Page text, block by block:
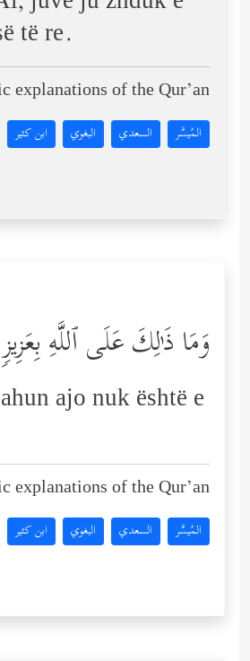
të re.
explanations of the Qur’an:
المُيسَّر السعدي البغوي ابن كثير
وَمَا ذَ ٰ⁠لِكَ عَلَى ٱللَّهِ بِعَزِیزࣲ
ajo nuk është e
explanations of the Qur’an:
المُيسَّر السعدي البغوي ابن كثير